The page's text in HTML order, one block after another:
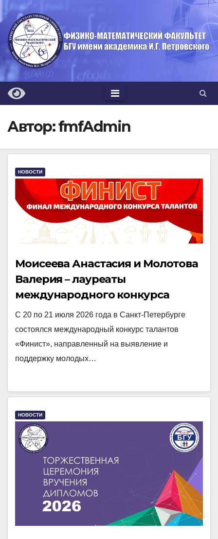
Перейти
к
содержимому
Автор:fmfAdmin
НОВОСТИ
Моисеева Анастасия и Молотова
Валерия – лауреаты
международного конкурса
талантов «Финист»
С 20 по 21 июля 2026 года в Санкт-Петербурге
состоялся международный конкурс талантов
«Финист», направленный на выявление и
поддержку молодых…
НОВОСТИ